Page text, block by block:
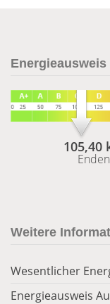
105,40
Weitere
Wesentlicher
Energieausweis